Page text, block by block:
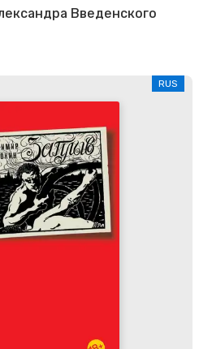
Введенского
RUS